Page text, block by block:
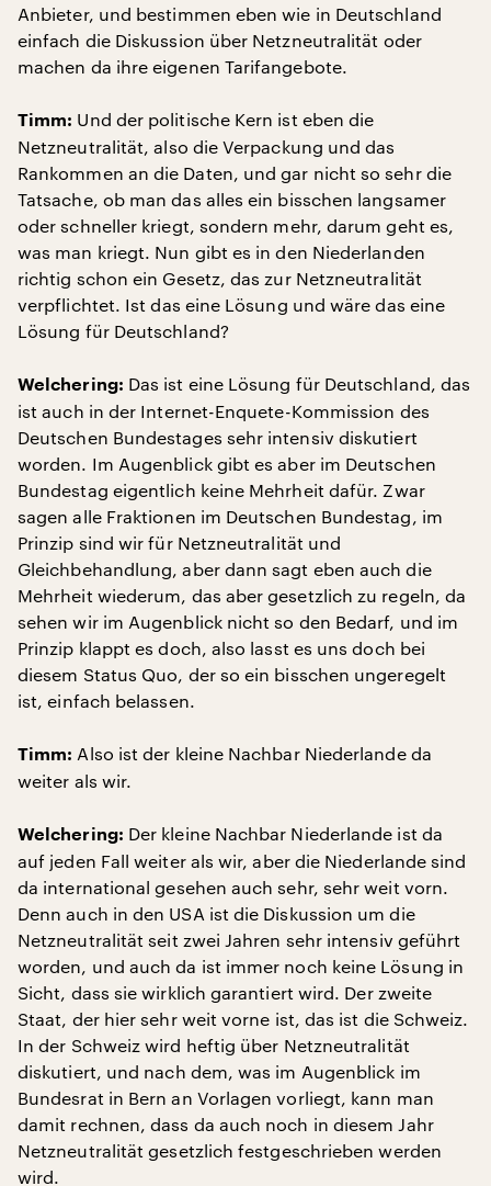
Anbieter, und bestimmen eben wie in Deutschland
einfach die Diskussion über Netzneutralität oder
machen da ihre eigenen Tarifangebote.
Timm: Und der politische Kern ist eben die
Netzneutralität, also die Verpackung und das
Rankommen an die Daten, und gar nicht so sehr die
Tatsache, ob man das alles ein bisschen langsamer
oder schneller kriegt, sondern mehr, darum geht es,
was man kriegt. Nun gibt es in den Niederlanden
richtig schon ein Gesetz, das zur Netzneutralität
verpflichtet. Ist das eine Lösung und wäre das eine
Lösung für Deutschland?
Welchering: Das ist eine Lösung für Deutschland, das
ist auch in der Internet-Enquete-Kommission des
Deutschen Bundestages sehr intensiv diskutiert
worden. Im Augenblick gibt es aber im Deutschen
Bundestag eigentlich keine Mehrheit dafür. Zwar
sagen alle Fraktionen im Deutschen Bundestag, im
Prinzip sind wir für Netzneutralität und
Gleichbehandlung, aber dann sagt eben auch die
Mehrheit wiederum, das aber gesetzlich zu regeln, da
sehen wir im Augenblick nicht so den Bedarf, und im
Prinzip klappt es doch, also lasst es uns doch bei
diesem Status Quo, der so ein bisschen ungeregelt
ist, einfach belassen.
Timm: Also ist der kleine Nachbar Niederlande da
weiter als wir.
Welchering: Der kleine Nachbar Niederlande ist da
auf jeden Fall weiter als wir, aber die Niederlande sind
da international gesehen auch sehr, sehr weit vorn.
Denn auch in den USA ist die Diskussion um die
Netzneutralität seit zwei Jahren sehr intensiv geführt
worden, und auch da ist immer noch keine Lösung in
Sicht, dass sie wirklich garantiert wird. Der zweite
Staat, der hier sehr weit vorne ist, das ist die Schweiz.
In der Schweiz wird heftig über Netzneutralität
diskutiert, und nach dem, was im Augenblick im
Bundesrat in Bern an Vorlagen vorliegt, kann man
damit rechnen, dass da auch noch in diesem Jahr
Netzneutralität gesetzlich festgeschrieben werden
wird.